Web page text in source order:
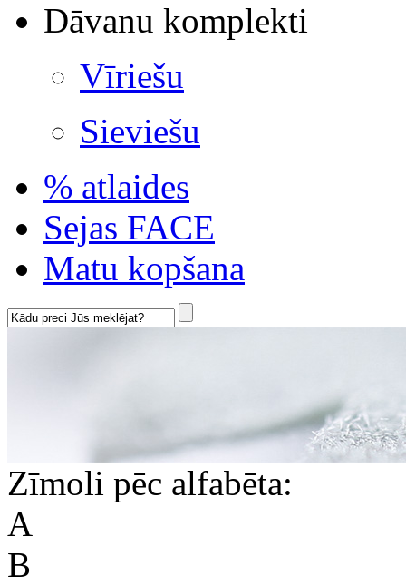
Dāvanu komplekti
Vīriešu
Sieviešu
% atlaides
Sejas FACE
Matu kopšana
Zīmoli pēc alfabēta:
A
B